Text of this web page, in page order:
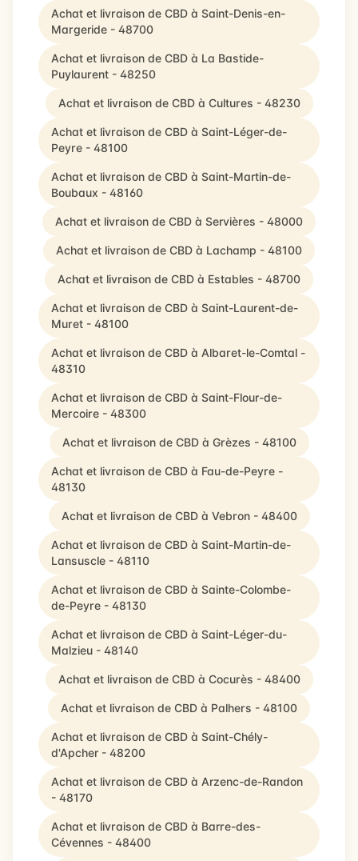
Achat et livraison de CBD à Saint-Denis-en-
Margeride - 48700
Achat et livraison de CBD à La Bastide-
Puylaurent - 48250
Achat et livraison de CBD à Cultures - 48230
Achat et livraison de CBD à Saint-Léger-de-
Peyre - 48100
Achat et livraison de CBD à Saint-Martin-de-
Boubaux - 48160
Achat et livraison de CBD à Servières - 48000
Achat et livraison de CBD à Lachamp - 48100
Achat et livraison de CBD à Estables - 48700
Achat et livraison de CBD à Saint-Laurent-de-
Muret - 48100
Achat et livraison de CBD à Albaret-le-Comtal -
48310
Achat et livraison de CBD à Saint-Flour-de-
Mercoire - 48300
Achat et livraison de CBD à Grèzes - 48100
Achat et livraison de CBD à Fau-de-Peyre -
48130
Achat et livraison de CBD à Vebron - 48400
Achat et livraison de CBD à Saint-Martin-de-
Lansuscle - 48110
Achat et livraison de CBD à Sainte-Colombe-
de-Peyre - 48130
Achat et livraison de CBD à Saint-Léger-du-
Malzieu - 48140
Achat et livraison de CBD à Cocurès - 48400
Achat et livraison de CBD à Palhers - 48100
Achat et livraison de CBD à Saint-Chély-
d'Apcher - 48200
Achat et livraison de CBD à Arzenc-de-Randon
- 48170
Achat et livraison de CBD à Barre-des-
Cévennes - 48400